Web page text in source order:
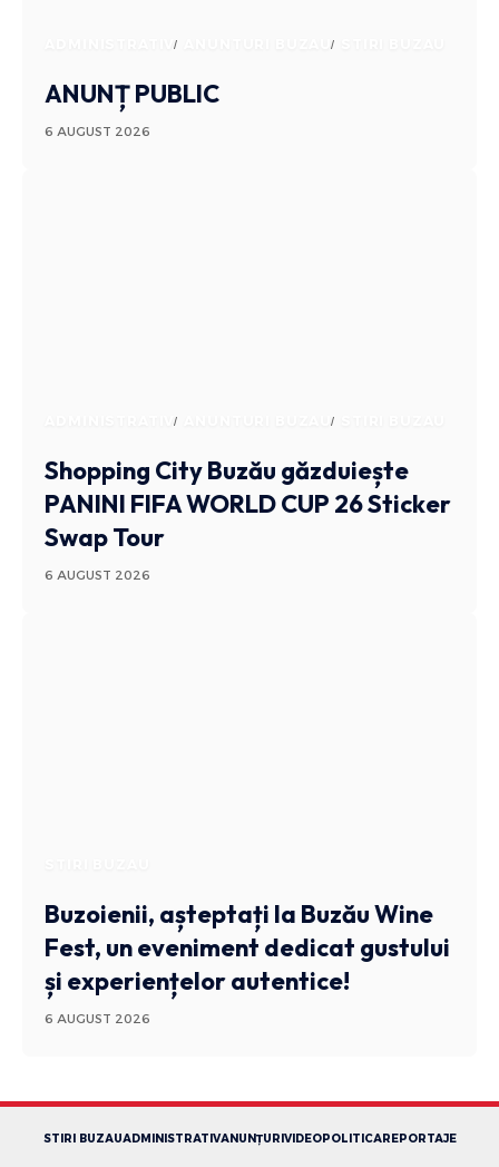
ADMINISTRATIV ANUNTURI BUZAU
ANUNȚ PUBLIC
6 AUGUST 2026
ADMINISTRATIV ANUNTURI BUZAU
Shopping City Buzău găzduiește
PANINI FIFA WORLD CUP 26 Sticker
Swap Tour
6 AUGUST 2026
Buzoienii, așteptați la Buzău Wine
Fest, un eveniment dedicat gustului
și experiențelor autentice!
6 AUGUST 2026
STIRI BUZAUADMINISTRATIVANUNȚURI VIDEOPOLITICAREPORTAJE